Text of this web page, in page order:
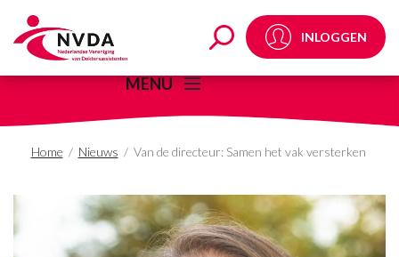
Van de directeur:INLOGGEN
MENU
Home / Nieuws / Van de directeur: Samen het vak versterken